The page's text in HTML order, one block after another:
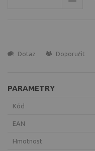
Dotaz Doporučit
PARAMETRY
Kód
EAN
Hmotnost